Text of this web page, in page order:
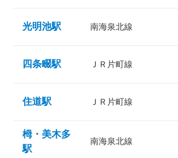
光明池駅 南海泉北線
四条畷駅 ＪＲ片町線
住道駅 ＪＲ片町線
栂・美木多
駅
南海泉北線